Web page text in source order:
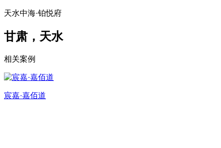
天水中海·铂悦府
甘肃，天水
相关案例
宸嘉·嘉佰道